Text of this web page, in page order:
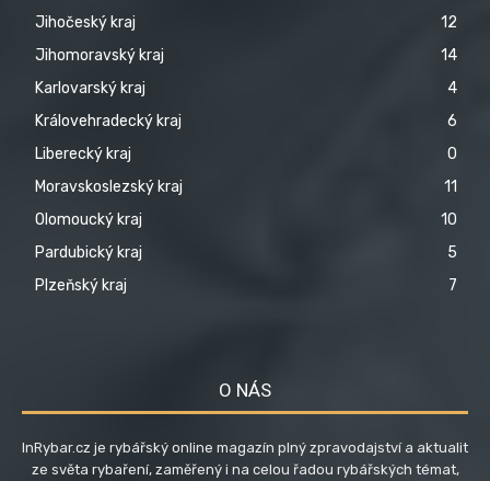
Jihočeský kraj
12
Jihomoravský kraj
14
Karlovarský kraj
4
Královehradecký kraj
6
Liberecký kraj
0
Moravskoslezský kraj
11
Olomoucký kraj
10
Pardubický kraj
5
Plzeňský kraj
7
O NÁS
InRybar.cz je rybářský online magazín plný zpravodajství a aktualit
ze světa rybaření, zaměřený i na celou řadou rybářských témat,